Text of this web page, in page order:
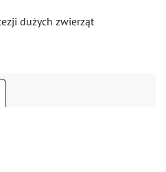
dużych zwierząt